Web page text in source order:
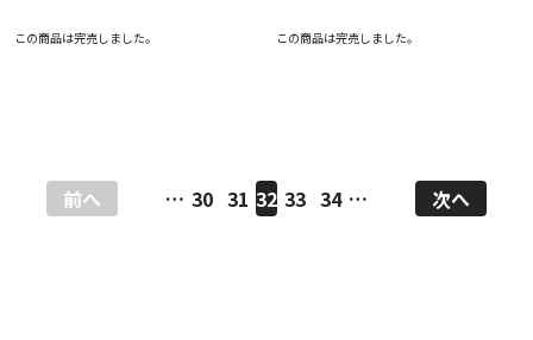
この商品は完売しました。 この商品は完売しました。
前へ … 30 31 32 33 34 … 次へ